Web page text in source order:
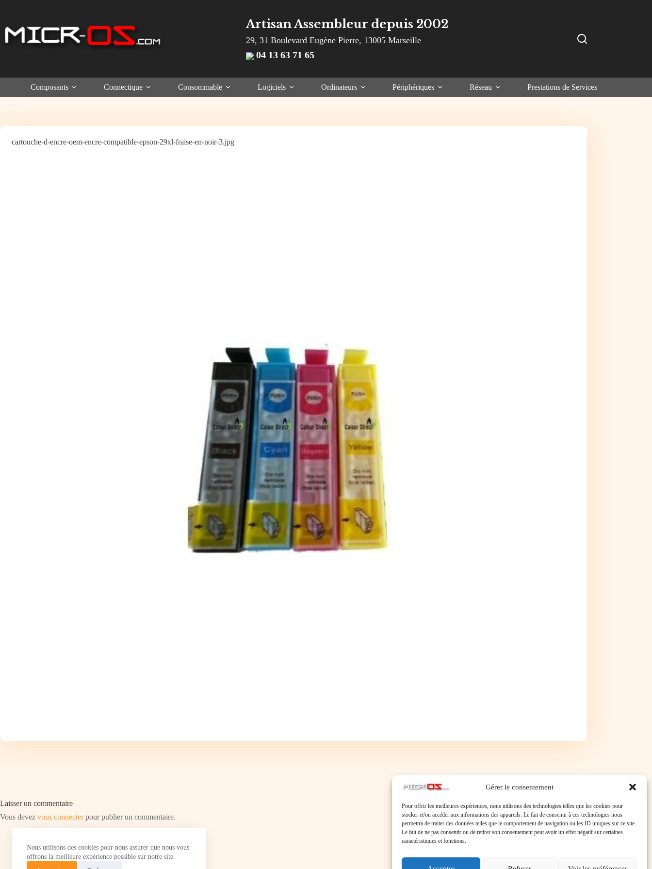
Gérer le consentement
Pour offrir les meilleures expériences, nous utilisons des technologies telles que les cookies pour
stocker et/ou accéder aux informations des appareils. Le fait de consentir à ces technologies nous
permettra de traiter des données telles que le comportement de navigation ou les ID uniques sur ce site.
Le fait de ne pas consentir ou de retirer son consentement peut avoir un effet négatif sur certaines
caractéristiques et fonctions.
Nous utilisons des cookies pour nous assurer que nous vous
offrons la meilleure expérience possible sur notre site.
Artisan Assembleur depuis 2002
29, 31 Boulevard Eugène Pierre, 13005 Marseille
04 13 63 71 65
Composants Connectique Consommable Logiciels Ordinateurs Périphériques Réseau Prestations de Services
cartouche-d-encre-oem-encre-compatible-epson-29xl-fraise-en-noir-3.jpg
Laisser un commentaire
Vous devez vous connecterpour publier un commentaire.